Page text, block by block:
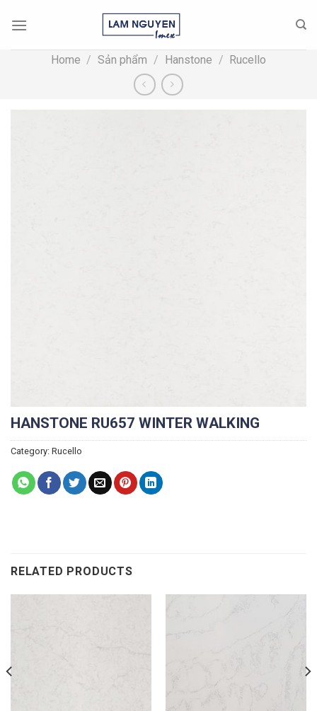
Home / Sản phẩm / Hanstone / Rucello
HANSTONE RU657 WINTER WALKING
Category: Rucello
RELATED PRODUCTS